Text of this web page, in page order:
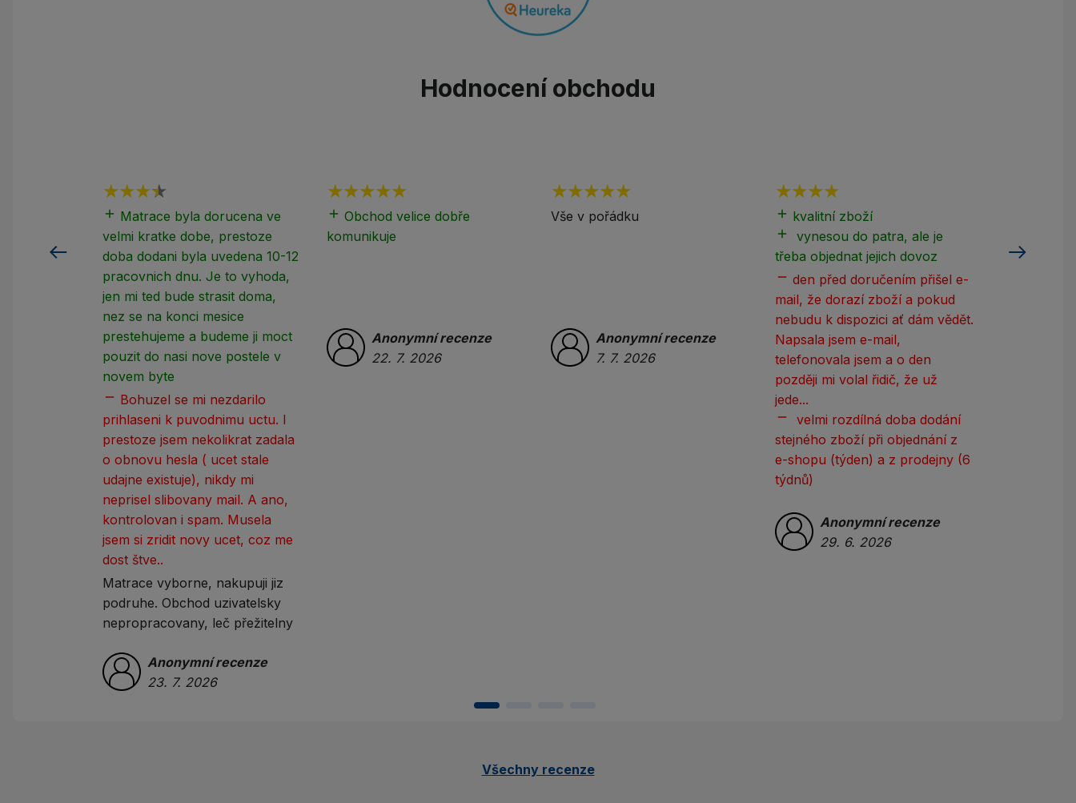
Hodnocení obchodu
add Matrace byla dorucena ve
velmi kratke dobe, prestoze
doba dodani byla uvedena 10-12
pracovnich dnu. Je to vyhoda,
jen mi ted bude strasit doma,
nez se na konci mesice
prestehujeme a budeme ji moct
pouzit do nasi nove postele v
novem byte
remove Bohuzel se mi nezdarilo
prihlaseni k puvodnimu uctu. I
prestoze jsem nekolikrat zadala
o obnovu hesla ( ucet stale
udajne existuje), nikdy mi
neprisel slibovany mail. A ano,
kontrolovan i spam. Musela
jsem si zridit novy ucet, coz me
dost štve..
Matrace vyborne, nakupuji jiz
podruhe. Obchod uzivatelsky
nepropracovany, leč přežitelny
Anonymní recenze
23. 7. 2026
add Obchod velice dobře
komunikuje
Anonymní recenze
22. 7. 2026
Vše v pořádku
Anonymní recenze
7. 7. 2026
add kvalitní zboží
add
vynesou do patra, ale je
třeba objednat jejich dovoz
remove den před doručením přišel e-
mail, že dorazí zboží a pokud
nebudu k dispozici ať dám vědět.
Napsala jsem e-mail,
telefonovala jsem a o den
později mi volal řidič, že už
jede...
remove
velmi rozdílná doba dodání
stejného zboží při objednání z
e-shopu (týden) a z prodejny (6
týdnů)
Anonymní recenze
29. 6. 2026
Všechny recenze